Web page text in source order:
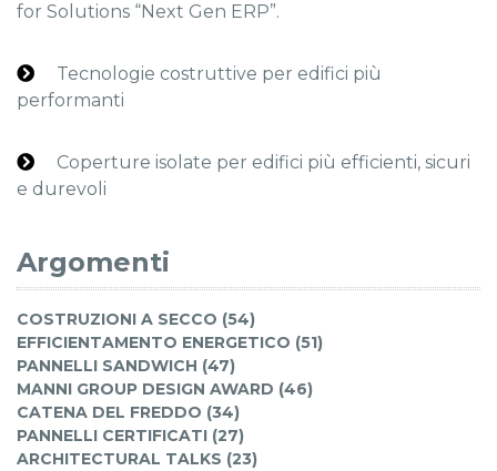
for Solutions “Next Gen ERP”.
Tecnologie costruttive per edifici più
performanti
Coperture isolate per edifici più efficienti, sicuri
e durevoli
Argomenti
COSTRUZIONI A SECCO (54)
EFFICIENTAMENTO ENERGETICO (51)
PANNELLI SANDWICH (47)
MANNI GROUP DESIGN AWARD (46)
CATENA DEL FREDDO (34)
PANNELLI CERTIFICATI (27)
ARCHITECTURAL TALKS (23)